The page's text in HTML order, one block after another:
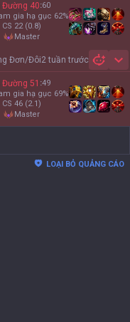
Đường 40:60
gia hạ gục 62%
CS 22 (0.8)
master
Đơn/Đôi2 tuần trước
Đường 51 :49
gia hạ gục 69%
CS 46 (2.1)
master
LOẠI BỎ QUẢNG CÁO